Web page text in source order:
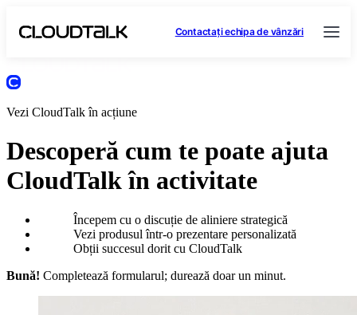
Contactați echipa de vânzări
Vezi CloudTalk în acțiune
Descoperă cum te poate ajuta
CloudTalk în activitate
Începem cu o discuție de aliniere strategică
Vezi produsul într-o prezentare personalizată
Obții succesul dorit cu CloudTalk
Bună! Completează formularul; durează doar un minut.